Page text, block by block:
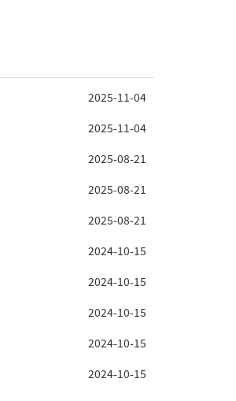
2025-11-04
2025-11-04
2025-08-21
2025-08-21
2025-08-21
2024-10-15
2024-10-15
2024-10-15
2024-10-15
2024-10-15